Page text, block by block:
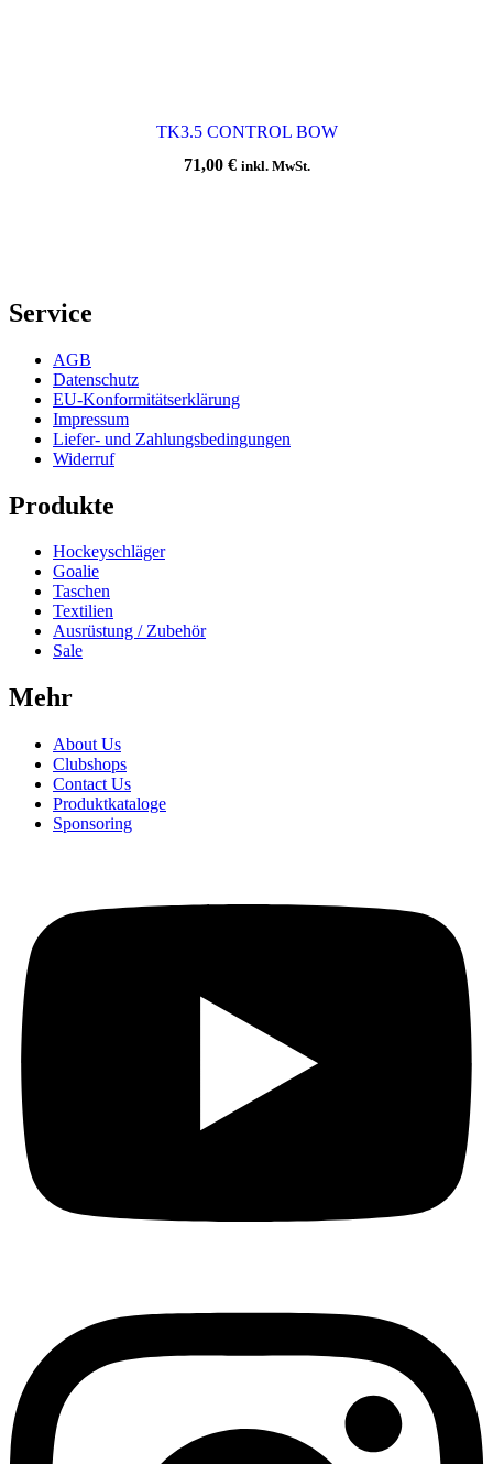
TK3.5 CONTROL BOW
71,00 € inkl. MwSt.
Service
AGB
Datenschutz
EU-Konformitätserklärung
Impressum
Liefer- und Zahlungsbedingungen
Widerruf
Produkte
Hockeyschläger
Goalie
Taschen
Textilien
Ausrüstung / Zubehör
Sale
Mehr
About Us
Clubshops
Contact Us
Produktkataloge
Sponsoring